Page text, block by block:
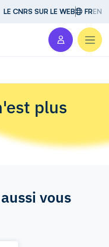
LE CNRS SUR LE WEB FREN
plus
vous